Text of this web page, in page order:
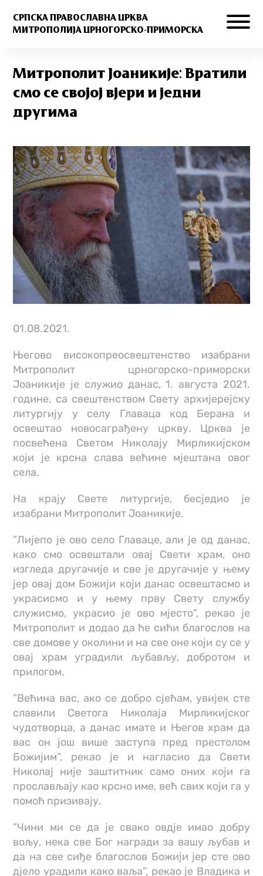
СРПСКА ПРАВОСЛАВНА ЦРКВА
МИТРОПОЛИЈА ЦРНОГОРСКО-ПРИМОРСКА
Митрополит Јоаникије: Вратили
смо се својој вјери и једни
другима
01.08.2021.
Његово високопреосвештенство изабрани
Митрополит црногорско-приморски
Јоаникије је служио данас, 1. августа 2021.
године, са свештенством Свету архијерејску
литургију у селу Главаца код Берана и
освештао новосаграђену цркву. Црква је
посвећена Светом Николају Мирликијском
који је крсна слава већине мјештана овог
села.
На крају Свете литургије, бесједио је
изабрани Митрополит Јоаникије.
”Лијепо је ово село Главаце, али је од данас,
како смо освештали овај Свети храм, оно
изгледа другачије и све је другачије у њему
јер овај дом Божији који данас освештасмо и
украсисмо и у њему прву Свету службу
служисмо, украсио је ово мјесто”, рекао је
Митрополит и додао да ће сићи благослов на
све домове у околини и на све оне који су се у
овај храм уградили љубављу, добротом и
прилогом.
”Већина вас, ако се добро сјећам, увијек сте
славили Светога Николаја Мирликијског
чудотворца, а данас имате и Његов храм да
вас он још више заступа пред престолом
Божијим”, рекао је и нагласио да Свети
Николај није заштитник само оних који га
прослављају као крсно име, већ свих који га у
помоћ призивају.
”Чини ми се да је свако овдје имао добру
вољу, нека све Бог награди за вашу љубав и
да на све сиђе благослов Божији јер сте ово
дјело урадили како ваља”, рекао је Владика и